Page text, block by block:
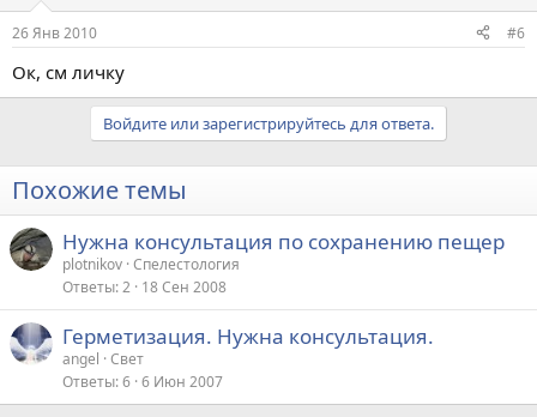
26 Янв 2010 #6
Ок, см личку
Войдите или зарегистрируйтесь для ответа.
Похожие темы
Нужна консультация по сохранению пещер
plotnikov Спелестология
Ответы 2 18 Сен 2008
Герметизация. Нужна консультация.
angel Свет
Ответы 6 6 Июн 2007